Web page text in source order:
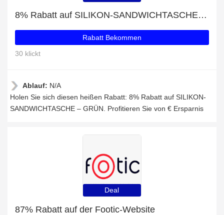
8% Rabatt auf SILIKON-SANDWICHTASCHE – GRÜN
Rabatt Bekommen
30 klickt
Ablauf: N/A
Holen Sie sich diesen heißen Rabatt: 8% Rabatt auf SILIKON-
SANDWICHTASCHE – GRÜN. Profitieren Sie von € Ersparnis
Deal
87% Rabatt auf der Footic-Website